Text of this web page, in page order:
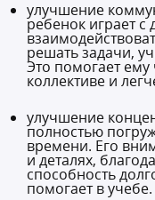
улучшение
ребенок играет с
решать задачи,
Это помогает ему
коллективе и
улучшение
полностью
времени. Его
и деталях,
способность
помогает в учебе.